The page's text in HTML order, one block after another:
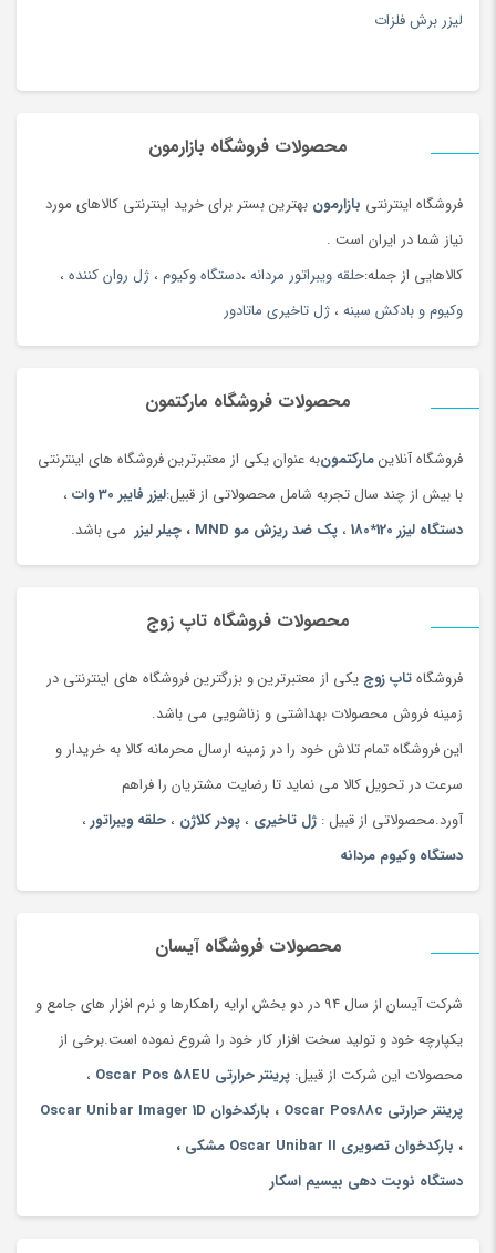
لیزر برش فلزات
محصولات فروشگاه بازارمون
فروشگاه اینترنتی بازارمون بهترین بستر برای خرید اینترنتی کالاهای مورد
نیاز شما در ایران است .
کالاهایی از جمله:حلقه ویبراتور مردانه ،دستگاه وکیوم ، ژل روان کننده ،
وکیوم و بادکش سینه ، ژل تاخیری ماتادور
محصولات فروشگاه مارکتمون
فروشگاه آنلاینمارکتمونبه عنوان یکی از معتبرترین فروشگاه های اینترنتی
با بیش از چند سال تجربه شامل محصولاتی از قبیل:لیزر فایبر 30 وات
،
دستگاه لیزر 120*180
، پک ضد ریزش مو MND ، چیلر لیزر می باشد.
محصولات فروشگاه تاپ زوج
فروشگاهتاپ زوج یکی از معتبرترین و بزرگترین فروشگاه های اینترنتی در
زمینه فروش محصولات بهداشتی و زناشویی می باشد.
این فروشگاه تمام تلاش خود را در زمینه ارسال محرمانه کالا به خریدار و
سرعت در تحویل کالا می نماید تا رضایت مشتریان را فراهم
آورد.محصولاتی از قبیل : ژل تاخیری ، پودر کلاژن ، حلقه ویبراتور ،
دستگاه وکیوم مردانه
محصولات فروشگاه آیسان
شرکت آیسان از سال 94 در دو بخش ارایه راهکارها و نرم افزار های جامع و
یکپارچه خود و تولید سخت افزار کار خود را شروع نموده است.برخی از
محصولات این شرکت از قبیل: پرینتر حرارتی Oscar Pos 58EU
،
پرینتر حرارتی Oscar Pos88c
، بارکدخوان Oscar Unibar Imager 1D
، بارکدخوان تصویری Oscar Unibar II مشکی
،
دستگاه نوبت دهی بیسیم اسکار